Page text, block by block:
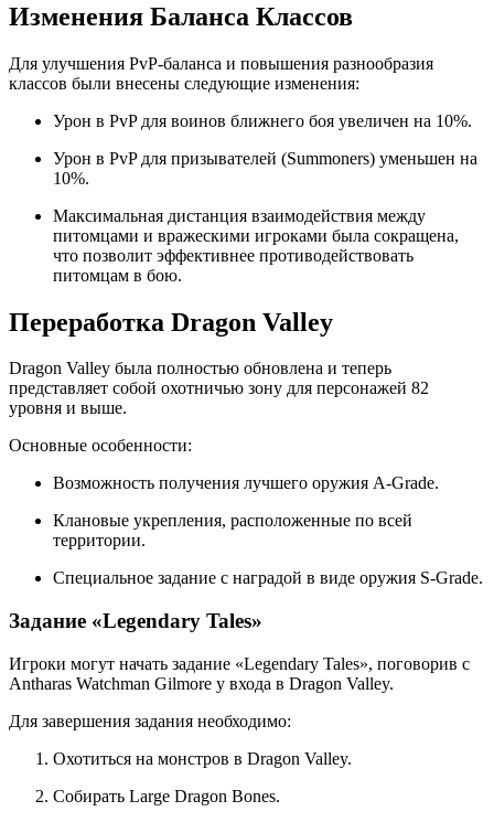
Изменения Баланса Классов
Для улучшения PvP-баланса и повышения разнообразия
классов были внесены следующие изменения:
Урон в PvP для воинов ближнего боя увеличен на 10%.
Урон в PvP для призывателей (Summoners) уменьшен на
10%.
Максимальная дистанция взаимодействия между
питомцами и вражескими игроками была сокращена,
что позволит эффективнее противодействовать
питомцам в бою.
Переработка Dragon Valley
Dragon Valley была полностью обновлена и теперь
представляет собой охотничью зону для персонажей 82
уровня и выше.
Основные особенности:
Возможность получения лучшего оружия A-Grade.
Клановые укрепления, расположенные по всей
территории.
Специальное задание с наградой в виде оружия S-Grade.
Задание «Legendary Tales»
Игроки могут начать задание «Legendary Tales», поговорив с
Antharas Watchman Gilmore у входа в Dragon Valley.
Для завершения задания необходимо:
Охотиться на монстров в Dragon Valley.
Собирать Large Dragon Bones.